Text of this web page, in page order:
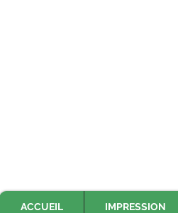
ACCUEIL IMPRESSION